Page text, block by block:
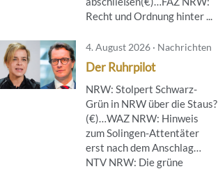
Recht und Ordnung hinter ...
4. August 2026 · Nachrichten
Der Ruhrpilot
NRW: Stolpert Schwarz-
Grün in NRW über die Staus?
(€)…WAZ NRW: Hinweis
zum Solingen-Attentäter
erst nach dem Anschlag…
NTV NRW: Die grüne